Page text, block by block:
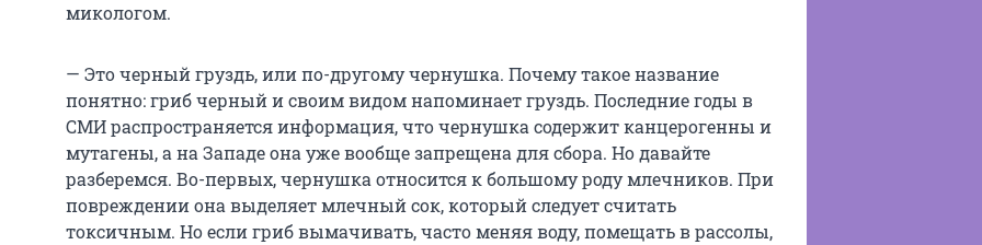
микологом.
— Это черный груздь, или по-другому чернушка. Почему такое название
понятно: гриб черный и своим видом напоминает груздь. Последние годы в
СМИ распространяется информация, что чернушка содержит канцерогенны и
мутагены, а на Западе она уже вообще запрещена для сбора. Но давайте
разберемся. Во-первых, чернушка относится к большому роду млечников. При
повреждении она выделяет млечный сок, который следует считать
токсичным. Но если гриб вымачивать, часто меняя воду, помещать в рассолы,